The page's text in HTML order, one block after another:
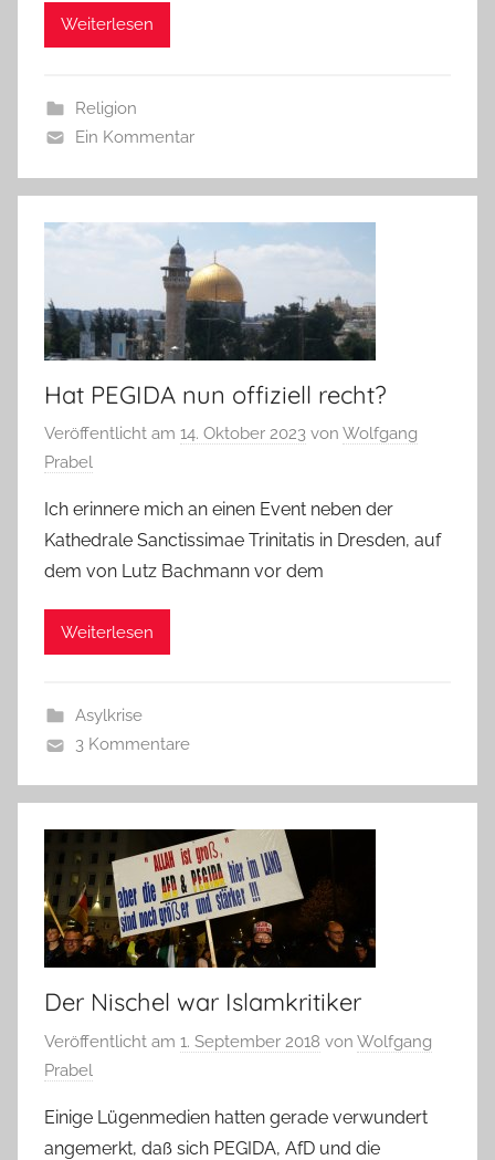
Weiterlesen
Religion
Ein Kommentar
Hat PEGIDA nun offiziell recht?
Veröffentlicht am 14. Oktober 2023 von Wolfgang
Prabel
Ich erinnere mich an einen Event neben der
Kathedrale Sanctissimae Trinitatis in Dresden, auf
dem von Lutz Bachmann vor dem
Weiterlesen
Asylkrise
3 Kommentare
Der Nischel war Islamkritiker
Veröffentlicht am 1. September 2018 von Wolfgang
Prabel
Einige Lügenmedien hatten gerade verwundert
angemerkt, daß sich PEGIDA, AfD und die